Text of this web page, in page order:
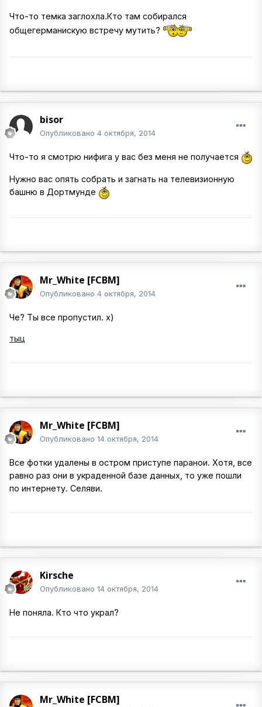
Что-то темка заглохла.Кто там собирался
общегерманискую встречу мутить?
bisor
Опубликовано 4 октября, 2014
Что-то я смотрю нифига у вас без меня не получается
Нужно вас опять собрать и загнать на телевизионную
башню в Дортмунде
Mr_White [FCBM]
Опубликовано 4 октября, 2014
Че? Ты все пропустил. х)
тыц
Mr_White [FCBM]
Опубликовано 14 октября, 2014
Все фотки удалены в остром приступе паранои. Хотя, все
равно раз они в украденной базе данных, то уже пошли
по интернету. Селяви.
Kirsche
Опубликовано 14 октября, 2014
Не поняла. Кто что украл?
Mr_White [FCBM]